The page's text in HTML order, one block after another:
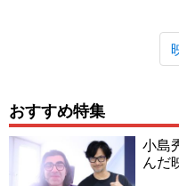
おすすめ特集
小島
んだ